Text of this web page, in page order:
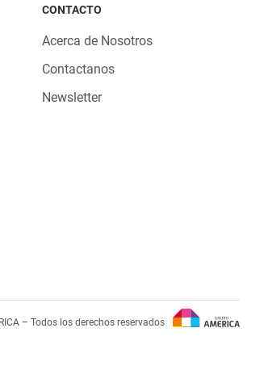
CONTACTO
Acerca de Nosotros
Contactanos
Newsletter
– Todos los derechos reservados